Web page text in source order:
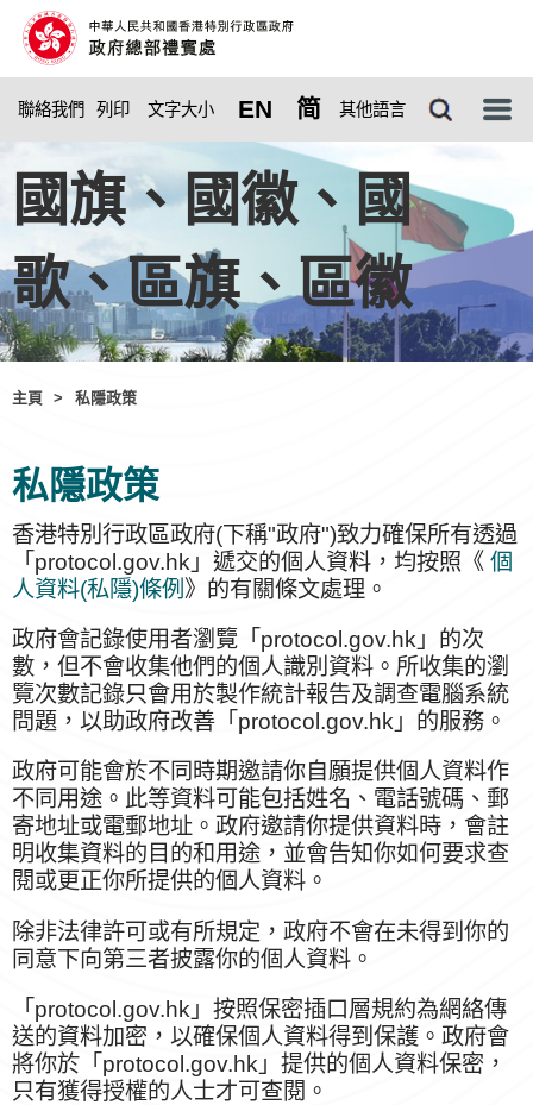
聯絡我們 列印 文字大小 EN 简 其他語言
選
國旗、國徽、國
歌、區旗、區徽
主頁 > 私隱政策
私隱政策
香港特別行政區政府(下稱"政府")致力確保所有透過
「protocol.gov.hk」遞交的個人資料，均按照《 個
人資料(私隱)條例 》的有關條文處理。
政府會記錄使用者瀏覽「protocol.gov.hk」的次
數，但不會收集他們的個人識別資料。所收集的瀏
覽次數記錄只會用於製作統計報告及調查電腦系統
問題，以助政府改善「protocol.gov.hk」的服務。
政府可能會於不同時期邀請你自願提供個人資料作
不同用途。此等資料可能包括姓名、電話號碼、郵
寄地址或電郵地址。政府邀請你提供資料時，會註
明收集資料的目的和用途，並會告知你如何要求查
閱或更正你所提供的個人資料。
除非法律許可或有所規定，政府不會在未得到你的
同意下向第三者披露你的個人資料。
「protocol.gov.hk」按照保密插口層規約為網絡傳
送的資料加密，以確保個人資料得到保護。政府會
將你於「protocol.gov.hk」提供的個人資料保密，
只有獲得授權的人士才可查閱。